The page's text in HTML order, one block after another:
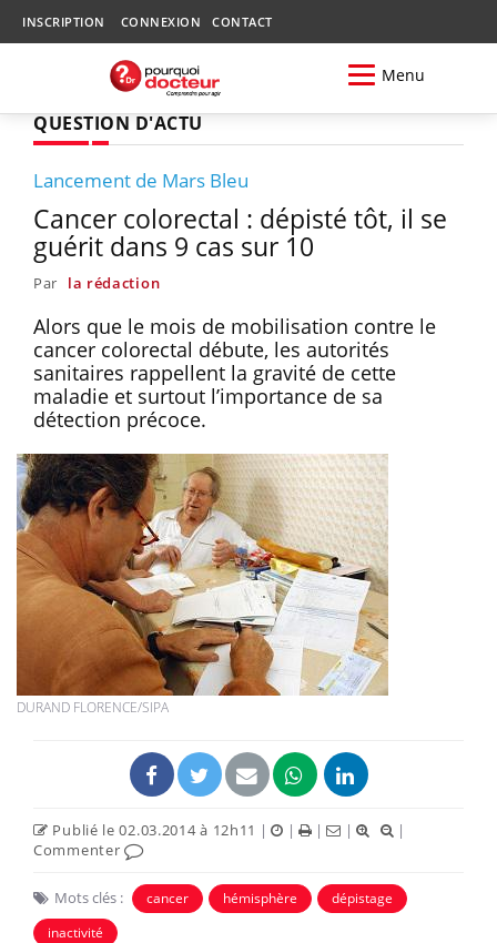
INSCRIPTION CONNEXION CONTACT
Menu
QUESTION D'ACTU
Lancement de Mars Bleu
Cancer colorectal : dépisté tôt, il se
guérit dans 9 cas sur 10
Par la rédaction
Alors que le mois de mobilisation contre le
cancer colorectal débute, les autorités
sanitaires rappellent la gravité de cette
maladie et surtout l’importance de sa
détection précoce.
DURAND FLORENCE/SIPA
Publié le 02.03.2014 à 12h11 | | | |
|
Commenter
Mots clés : cancer hémisphère
dépistage
inactivité